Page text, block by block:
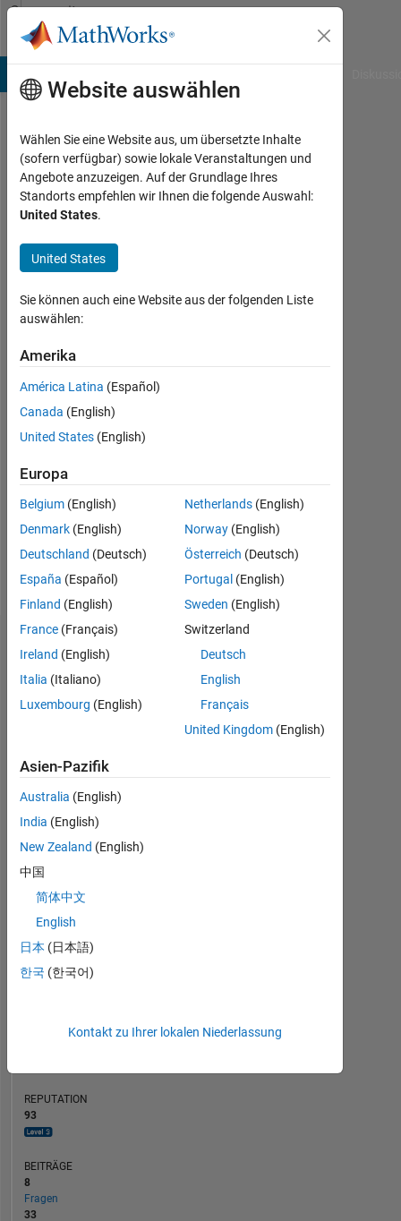
Weiter zum Inhalt
Community
Profile
Timo
Dietz
Last
12
Monate
vor
seit
2018
Followers:
0
Follow
Statistik
BEITRÄGE
-2
-1
1
4
6
7
8
9
10
11
12
18
14
16
-4
REPUTATION
93
BEITRÄGE
8
Fragen
33
Website auswählen
Wählen Sie eine Website aus, um übersetzte Inhalte
(sofern verfügbar) sowie lokale Veranstaltungen und
Angebote anzuzeigen. Auf der Grundlage Ihres
Standorts empfehlen wir Ihnen die folgende Auswahl:
United States.
United States
Sie können auch eine Website aus der folgenden Liste
auswählen:
Amerika
América Latina (Español)
Canada (English)
United States (English)
Europa
Belgium (English)
Denmark (English)
Deutschland (Deutsch)
España (Español)
Finland (English)
France (Français)
Ireland (English)
Italia (Italiano)
Luxembourg (English)
Netherlands (English)
Norway (English)
Österreich (Deutsch)
Portugal (English)
Sweden (English)
Switzerland
Deutsch
English
Français
United Kingdom (English)
Asien-Pazifik
Australia (English)
India (English)
New Zealand (English)
中国
简体中文
English
日本 (日本語)
한국 (한국어)
Kontakt zu Ihrer lokalen Niederlassung